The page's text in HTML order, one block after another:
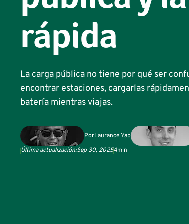
rápida
La carga pública no tiene por qué ser
encontrar estaciones, cargarlas
batería mientras viajas.
PorLaurance Yap
Última actualización:Sep 30, 20254min